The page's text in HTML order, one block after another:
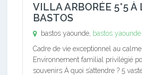
VILLA ARBORÉE 5*5 À
BASTOS
bastos yaounde, bastos yaounde
Cadre de vie exceptionnel au
Environnement familial privilégié
souvenirs À quoi s’attendre ? 5